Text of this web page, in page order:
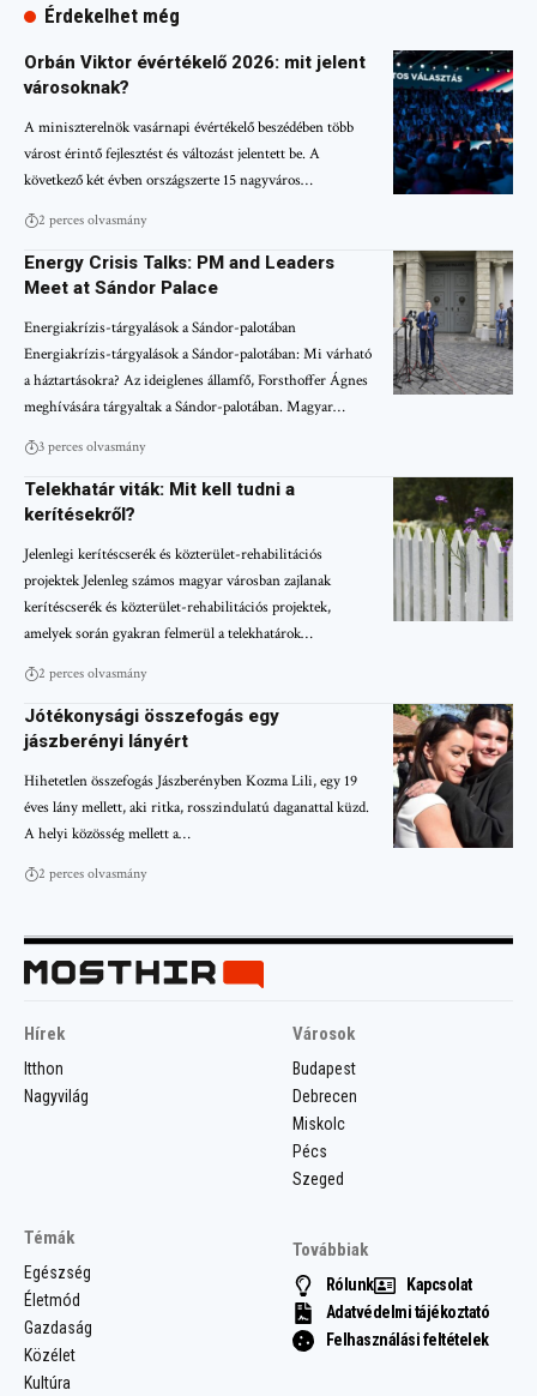
Érdekelhet még
Orbán Viktor évértékelő 2026: mit jelent
városoknak?
A miniszterelnök vasárnapi évértékelő beszédében több
várost érintő fejlesztést és változást jelentett be. A
következő két évben országszerte 15 nagyváros…
2 perces olvasmány
Energy Crisis Talks: PM and Leaders
Meet at Sándor Palace
Energiakrízis-tárgyalások a Sándor-palotában
Energiakrízis-tárgyalások a Sándor-palotában: Mi várható
a háztartásokra? Az ideiglenes államfő, Forsthoffer Ágnes
meghívására tárgyaltak a Sándor-palotában. Magyar…
3 perces olvasmány
Telekhatár viták: Mit kell tudni a
kerítésekről?
Jelenlegi kerítéscserék és közterület-rehabilitációs
projektek Jelenleg számos magyar városban zajlanak
kerítéscserék és közterület-rehabilitációs projektek,
amelyek során gyakran felmerül a telekhatárok…
2 perces olvasmány
Jótékonysági összefogás egy
jászberényi lányért
Hihetetlen összefogás Jászberényben Kozma Lili, egy 19
éves lány mellett, aki ritka, rosszindulatú daganattal küzd.
A helyi közösség mellett a…
2 perces olvasmány
Hírek
Itthon
Nagyvilág
Városok
Budapest
Debrecen
Miskolc
Pécs
Szeged
Témák
Egészség
Életmód
Gazdaság
Közélet
Kultúra
Továbbiak
Rólunk
Kapcsolat
Adatvédelmi tájékoztató
Felhasználási feltételek